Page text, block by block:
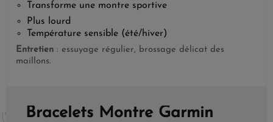
Transforme une montre sportive
Plus lourd
Température sensible (été/hiver)
Entretien : essuyage régulier, brossage délicat des
maillons.
Bracelets Montre Garmin